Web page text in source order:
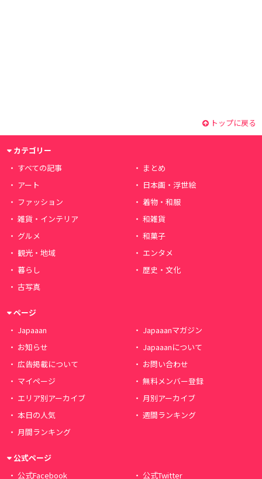
トップに戻る
カテゴリー
すべての記事
まとめ
アート
日本画・浮世絵
ファッション
着物・和服
雑貨・インテリア
和雑貨
グルメ
和菓子
観光・地域
エンタメ
暮らし
歴史・文化
古写真
ページ
Japaaan
Japaaanマガジン
お知らせ
Japaaanについて
広告掲載について
お問い合わせ
マイページ
無料メンバー登録
エリア別アーカイブ
月別アーカイブ
本日の人気
週間ランキング
月間ランキング
公式ページ
公式Facebook
公式Twitter